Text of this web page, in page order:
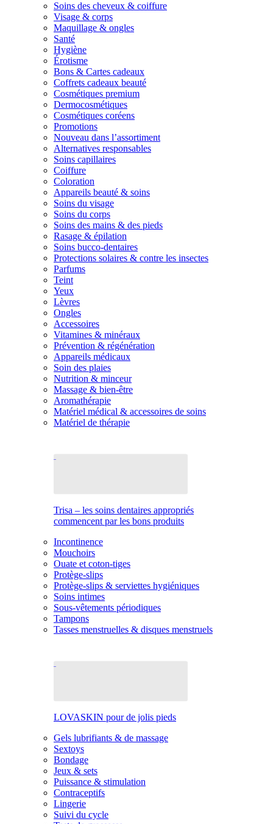
Soins des cheveux & coiffure
Visage & corps
Maquillage & ongles
Santé
Hygiène
Érotisme
Bons & Cartes cadeaux
Coffrets cadeaux beauté
Cosmétiques premium
Dermocosmétiques
Cosmétiques coréens
Promotions
Nouveau dans l’assortiment
Alternatives responsables
Soins capillaires
Coiffure
Coloration
Appareils beauté & soins
Soins du visage
Soins du corps
Soins des mains & des pieds
Rasage & épilation
Soins bucco-dentaires
Protections solaires & contre les insectes
Parfums
Teint
Yeux
Lèvres
Ongles
Accessoires
Vitamines & minéraux
Prévention & régénération
Appareils médicaux
Soin des plaies
Nutrition & minceur
Massage & bien-être
Aromathérapie
Matériel médical & accessoires de soins
Matériel de thérapie
Trisa – les soins dentaires appropriés
commencent par les bons produits
Incontinence
Mouchoirs
Ouate et coton-tiges
Protège-slips
Protège-slips & serviettes hygiéniques
Soins intimes
Sous-vêtements périodiques
Tampons
Tasses menstruelles & disques menstruels
LOVASKIN pour de jolis pieds
Gels lubrifiants & de massage
Sextoys
Bondage
Jeux & sets
Puissance & stimulation
Contraceptifs
Lingerie
Suivi du cycle